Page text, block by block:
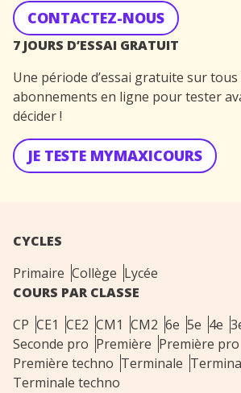
CONTACTEZ-NOUS
7 JOURS D’ESSAI GRATUIT
Une période d’essai gratuite sur tous
abonnements en ligne pour tester
décider !
JE TESTE MYMAXICOURS
CYCLES
Primaire Collège Lycée
COURS PAR CLASSE
CP CE1 CE2 CM1 CM2 6e 5e 4e
Seconde pro Première Première pro
Première techno Terminale
Terminale techno